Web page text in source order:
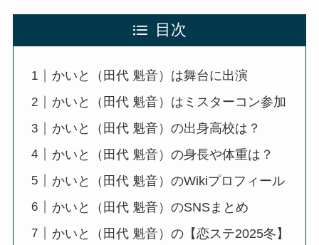
目次
かいと（田代 魁音）は舞台に出演
かいと（田代 魁音）はミスターコン参加
かいと（田代 魁音）の出身高校は？
かいと（田代 魁音）の身長や体重は？
かいと（田代 魁音）のWikiプロフィール
かいと（田代 魁音）のSNSまとめ
かいと（田代 魁音）の【恋ステ2025冬】